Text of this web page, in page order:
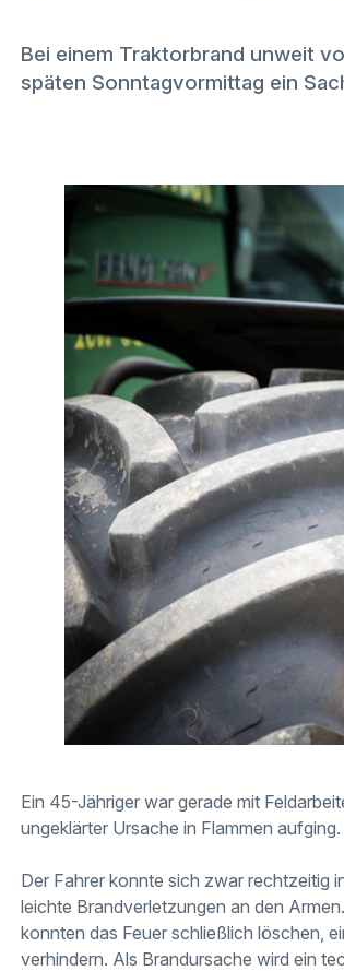
Bei einem Traktorbrand unweit
späten Sonntagvormittag ein
Ein 45-Jähriger war gerade mit
ungeklärter Ursache in Flammen aufging.
Der Fahrer konnte sich zwar rechtzeitig
leichte Brandverletzungen an den
konnten das Feuer schließlich löschen,
verhindern. Als Brandursache wird ein